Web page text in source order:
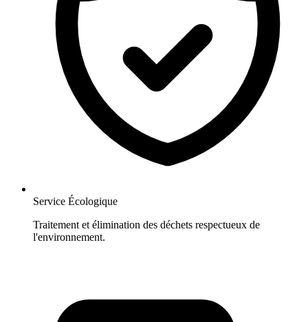
Service Écologique
Traitement et élimination des déchets respectueux de
l'environnement.